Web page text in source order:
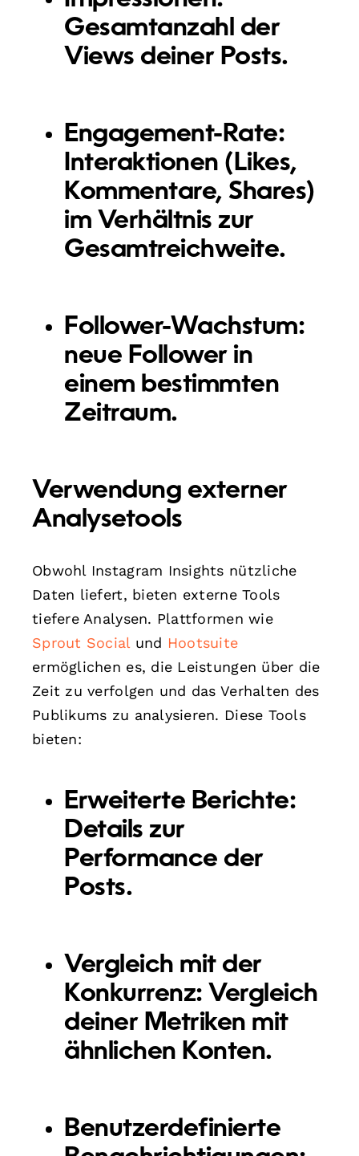
Gesamtanzahl der
Views deiner Posts.
Engagement-Rate:
Interaktionen (Likes,
Kommentare, Shares)
im Verhältnis zur
Gesamtreichweite.
Follower-Wachstum:
neue Follower in
einem bestimmten
Zeitraum.
Verwendung externer
Analysetools
Obwohl Instagram Insights nützliche
Daten liefert, bieten externe Tools
tiefere Analysen. Plattformen wie
Sprout Social und Hootsuite
ermöglichen es, die Leistungen über die
Zeit zu verfolgen und das Verhalten des
Publikums zu analysieren. Diese Tools
bieten:
Erweiterte Berichte:
Details zur
Performance der
Posts.
Vergleich mit der
Konkurrenz: Vergleich
deiner Metriken mit
ähnlichen Konten.
Benutzerdefinierte